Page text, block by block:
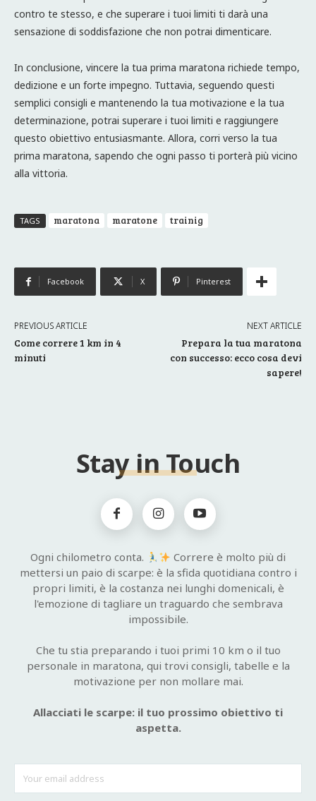
contro te stesso, e che superare i tuoi limiti ti darà una
sensazione di soddisfazione che non potrai dimenticare.
In conclusione, vincere la tua prima maratona richiede tempo,
dedizione e un forte impegno. Tuttavia, seguendo questi
semplici consigli e mantenendo la tua motivazione e la tua
determinazione, potrai superare i tuoi limiti e raggiungere
questo obiettivo entusiasmante. Allora, corri verso la tua
prima maratona, sapendo che ogni passo ti porterà più vicino
alla vittoria.
TAGS maratona maratone trainig
Facebook X Pinterest
PREVIOUS ARTICLE
Come correre 1 km in 4
minuti
NEXT ARTICLE
Prepara la tua maratona
con successo: ecco cosa devi
sapere!
Stay in Touch
Ogni chilometro conta.
Correre è molto più di
mettersi un paio di scarpe: è la sfida quotidiana contro i
propri limiti, è la costanza nei lunghi domenicali, è
l'emozione di tagliare un traguardo che sembrava
impossibile.
Che tu stia preparando i tuoi primi 10 km o il tuo
personale in maratona, qui trovi consigli, tabelle e la
motivazione per non mollare mai.
Allacciati le scarpe: il tuo prossimo obiettivo ti
aspetta.